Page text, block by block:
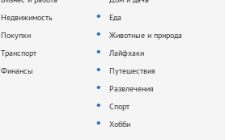
Недвижимость
Покупки
Транспорт
Финансы
Еда
Животные и природа
Лайфхаки
Путешествия
Развлечения
Спорт
Хобби